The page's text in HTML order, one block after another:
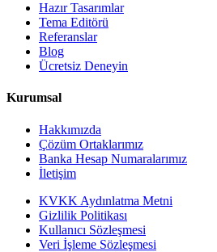
Hazır Tasarımlar
Tema Editörü
Referanslar
Blog
Ücretsiz Deneyin
Kurumsal
Hakkımızda
Çözüm Ortaklarımız
Banka Hesap Numaralarımız
İletişim
KVKK Aydınlatma Metni
Gizlilik Politikası
Kullanıcı Sözleşmesi
Veri İşleme Sözleşmesi